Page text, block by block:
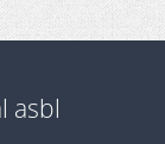
asbl